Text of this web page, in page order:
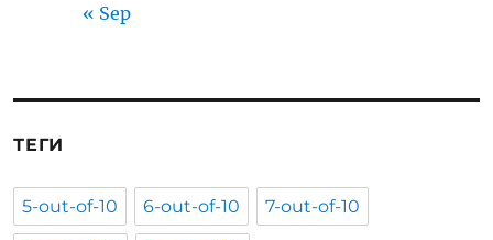
« Sep
ТЕГИ
5-out-of-10 6-out-of-10 7-out-of-10